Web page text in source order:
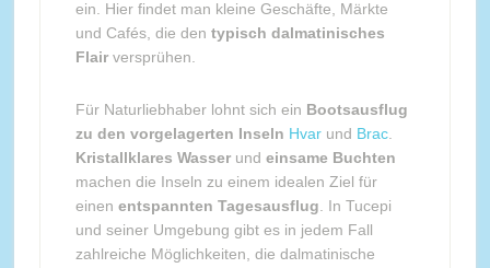
ein. Hier findet man kleine Geschäfte, Märkte
und Cafés, die den typisch dalmatinisches
Flairversprühen.
Für Naturliebhaber lohnt sich ein Bootsausflug
zu den vorgelagerten Inseln Hvarund Brac.
Kristallklares Wasserund einsame Buchten
machen die Inseln zu einem idealen Ziel für
einen entspannten Tagesausflug . In Tucepi
und seiner Umgebung gibt es in jedem Fall
zahlreiche Möglichkeiten, die dalmatinische